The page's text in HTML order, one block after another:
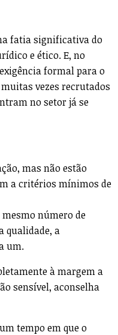
fatia significativa do
e ético. E, no
formal para o
vezes recrutados
no setor já se
mas não estão
a critérios mínimos de
mesmo número de
qualidade, a
um.
à margem a
sensível, aconselha
tempo em que o